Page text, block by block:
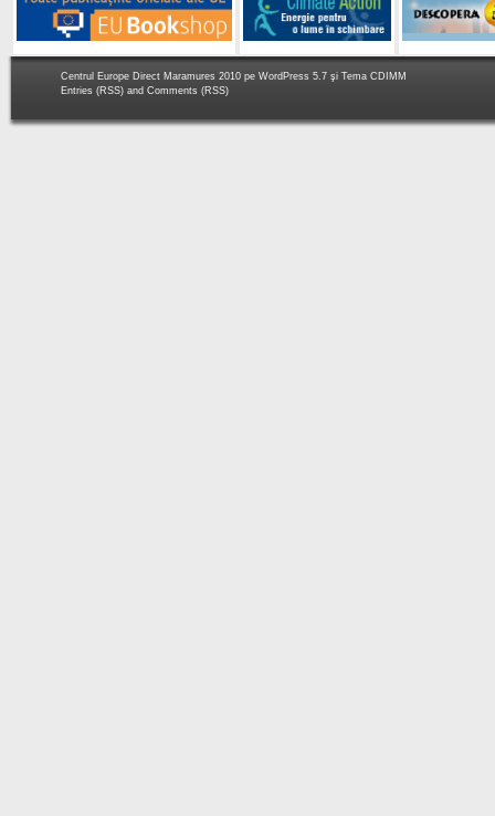
Centrul Europe Direct Maramures 2010 pe WordPress 5.7 şi Tema CDIMM
Entries (RSS) and Comments (RSS)